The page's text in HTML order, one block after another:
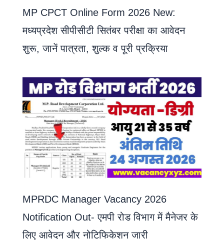
MP CPCT Online Form 2026 New:
मध्यप्रदेश सीपीसीटी सितंबर परीक्षा का आवेदन
शुरू, जानें पात्रता, शुल्क व पूरी प्रक्रिया
MPRDC Manager Vacancy 2026
Notification Out- एमपी रोड विभाग में मैनेजर के
लिए आवेदन और नोटिफिकेशन जारी